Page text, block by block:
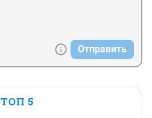
Отправить
ТОП 5